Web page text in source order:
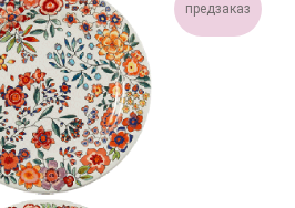
предзаказ